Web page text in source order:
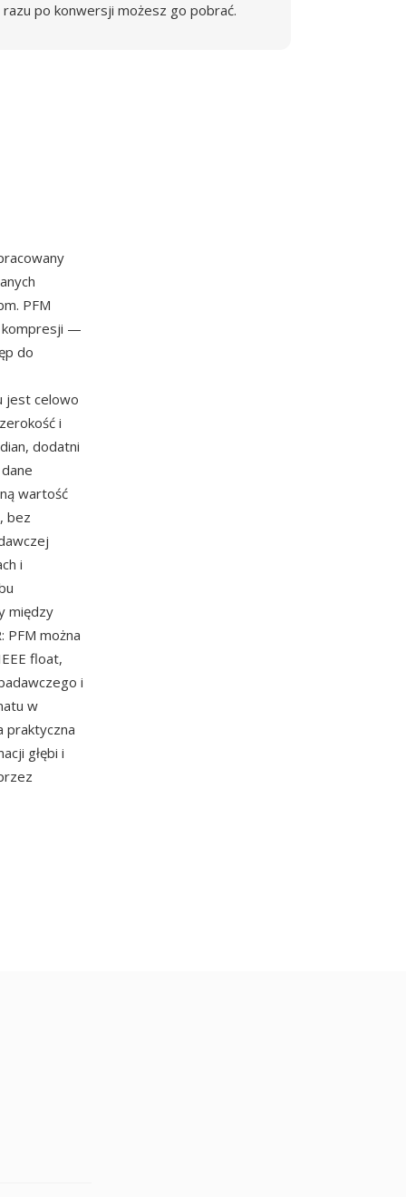
razu po konwersji możesz go pobrać.
PFM
kompresji —
do
jest celowo
i
dodatni
wartość
bez
i
między
PFM można
float,
i
w
praktyczna
głębi i